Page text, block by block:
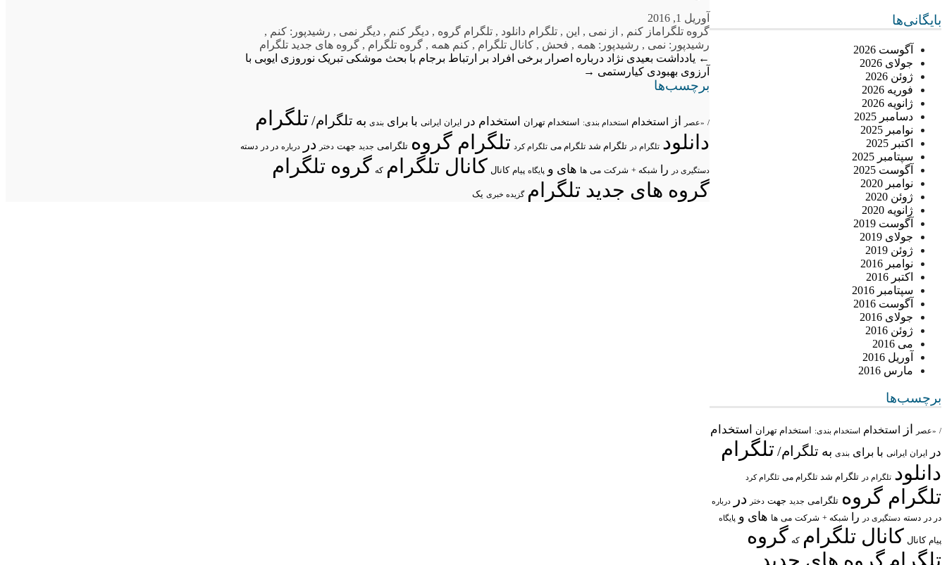
بایگانی‌ها
آگوست 2026
جولای 2026
ژوئن 2026
فوریه 2026
ژانویه 2026
دسامبر 2025
نوامبر 2025
اکتبر 2025
سپتامبر 2025
آگوست 2025
نوامبر 2020
ژوئن 2020
ژانویه 2020
آگوست 2019
جولای 2019
ژوئن 2019
نوامبر 2016
اکتبر 2016
سپتامبر 2016
آگوست 2016
جولای 2016
ژوئن 2016
می 2016
آوریل 2016
مارس 2016
برچسب‌ها
/ «عصر از استخدام استخدام بندی: استخدام تهران
استخدام
در
ایران ایرانی با برای بندی به تلگرام/ تلگرام
دانلود تلگرام در تلگرام شد تلگرام می تلگرام کرد
تلگرام گروه تلگرامی جدید جهت دختر در درباره
در در دسته دستگیری در را شبکه + شرکت می ها های و پایگاه
پیام کانال کانال تلگرام که گروه
تلگرام گروه های جدید
آوریل 1, 2016
گروه تلگراماز کنم , از نمی , این , تلگرام دانلود , تلگرام گروه , دیگر کنم , دیگر نمی , رشیدپور: کنم ,
رشیدپور: نمی , رشیدپور: همه , فحش , کانال تلگرام , کنم همه , گروه تلگرام , گروه های جدید تلگرام
← یادداشت بعیدی نژاد درباره اصرار برخی افراد بر ارتباط برجام با بحث موشکی تبریک نوروزی ایوبی با
آرزوی بهبودی کیارستمی →
برچسب‌ها
/ «عصر از استخدام استخدام بندی: استخدام تهران استخدام در ایران ایرانی با برای بندی به تلگرام/ تلگرام
دانلود تلگرام در تلگرام شد تلگرام می تلگرام کرد تلگرام گروه تلگرامی جدید جهت دختر در درباره در در دسته
دستگیری در را شبکه + شرکت می ها های و پایگاه پیام کانال کانال تلگرام که گروه تلگرام
گروه های جدید تلگرام گزیده خبری یک